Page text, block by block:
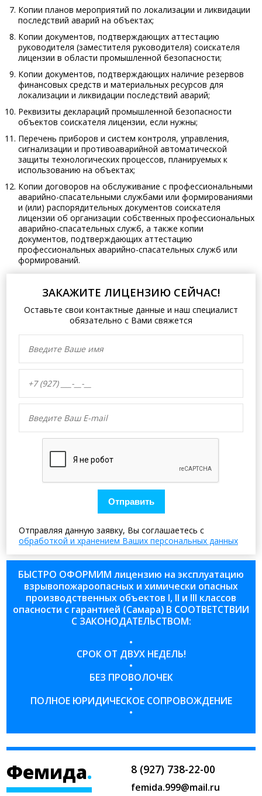
Копии планов мероприятий по локализации и ликвидации
последствий аварий на объектах;
Копии документов, подтверждающих аттестацию
руководителя (заместителя руководителя) соискателя
лицензии в области промышленной безопасности;
Копии документов, подтверждающих наличие резервов
финансовых средств и материальных ресурсов для
локализации и ликвидации последствий аварий;
Реквизиты деклараций промышленной безопасности
объектов соискателя лицензии, если нужны;
Перечень приборов и систем контроля, управления,
сигнализации и противоаварийной автоматической
защиты технологических процессов, планируемых к
использованию на объектах;
Копии договоров на обслуживание с профессиональными
аварийно-спасательными службами или формированиями
и (или) распорядительных документов соискателя
лицензии об организации собственных профессиональных
аварийно-спасательных служб, а также копии
документов, подтверждающих аттестацию
профессиональных аварийно-спасательных служб или
формирований.
ЗАКАЖИТЕ ЛИЦЕНЗИЮ СЕЙЧАС!
Оставьте свои контактные данные и наш специалист
обязательно с Вами свяжется
Отправить
Отправляя данную заявку, Вы соглашаетесь с
обработкой и хранением Ваших персональных данных
БЫСТРО ОФОРМИМ лицензию на эксплуатацию
взрывопожароопасных и химически опасных
производственных объектов I, II и III классов
опасности с гарантией (Самара) В СООТВЕТСТВИИ
С ЗАКОНОДАТЕЛЬСТВОМ:
•
СРОК ОТ ДВУХ НЕДЕЛЬ!
•
БЕЗ ПРОВОЛОЧЕК
•
ПОЛНОЕ ЮРИДИЧЕСКОЕ СОПРОВОЖДЕНИЕ
•
Фемида. 8 (927) 738-22-00
femida.999@mail.ru